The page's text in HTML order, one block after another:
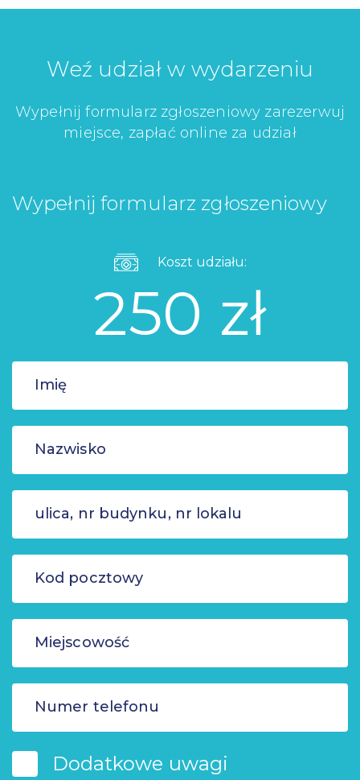
Weź udział w wydarzeniu
Wypełnij formularz zgłoszeniowy zarezerwuj
miejsce, zapłać online za udział
Wypełnij formularz zgłoszeniowy
Koszt udziału:
250 zł
Dodatkowe uwagi